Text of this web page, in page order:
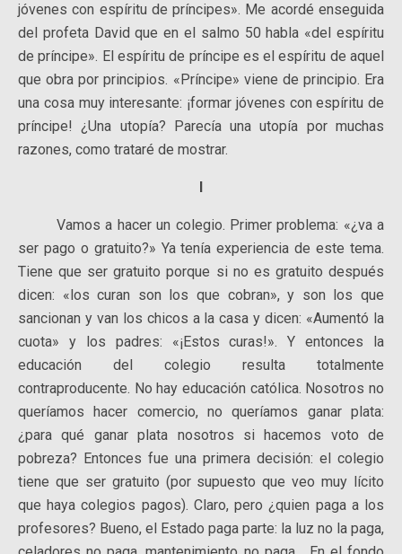
jóvenes con espíritu de príncipes». Me acordé enseguida
del profeta David que en el salmo 50 habla «del espíritu
de príncipe». El espíritu de príncipe es el espíritu de aquel
que obra por principios. «Príncipe» viene de principio. Era
una cosa muy interesante: ¡formar jóvenes con espíritu de
príncipe! ¿Una utopía? Parecía una utopía por muchas
razones, como trataré de mostrar.
I
Vamos a hacer un colegio. Primer problema: «¿va a
ser pago o gratuito?» Ya tenía experiencia de este tema.
Tiene que ser gratuito porque si no es gratuito después
dicen: «los curan son los que cobran», y son los que
sancionan y van los chicos a la casa y dicen: «Aumentó la
cuota» y los padres: «¡Estos curas!». Y entonces la
educación del colegio resulta totalmente
contraproducente. No hay educación católica. Nosotros no
queríamos hacer comercio, no queríamos ganar plata:
¿para qué ganar plata nosotros si hacemos voto de
pobreza? Entonces fue una primera decisión: el colegio
tiene que ser gratuito (por supuesto que veo muy lícito
que haya colegios pagos). Claro, pero ¿quien paga a los
profesores? Bueno, el Estado paga parte: la luz no la paga,